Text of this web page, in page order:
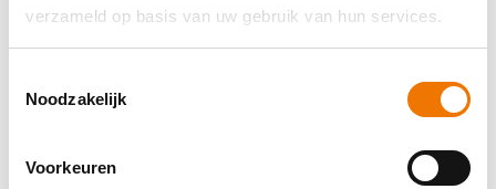
verzameld op basis van uw gebruik van hun services.
Noodzakelijk
Voorkeuren
Application error: a client-side exception has occurred (see the